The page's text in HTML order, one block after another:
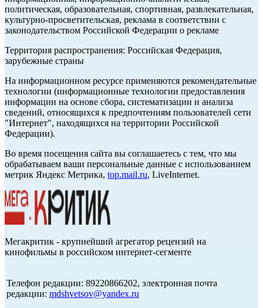
политическая, образовательная, спортивная, развлекательная,
культурно-просветительская, реклама в соответствии с
законодательством Российской Федерации о рекламе
Территория распространения: Российская Федерация,
зарубежные страны
На информационном ресурсе применяются рекомендательные
технологии (информационные технологии предоставления
информации на основе сбора, систематизации и анализа
сведений, относящихся к предпочтениям пользователей сети
"Интернет", находящихся на территории Российской
Федерации).
Во время посещения сайта вы соглашаетесь с тем, что мы
обрабатываем ваши персональные данные с использованием
метрик Яндекс Метрика, top.mail.ru, LiveInternet.
Мегакритик - крупнейший агрегатор рецензий на
кинофильмы в российском интернет-сегменте
Телефон редакции: 89220866202, электронная почта
редакции: mdshvetsov@yandex.ru